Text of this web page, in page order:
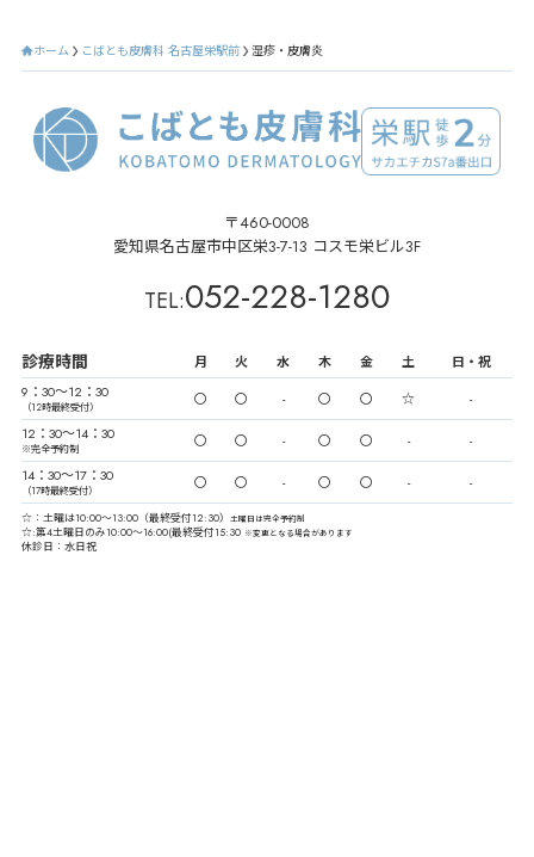
ホーム こばとも皮膚科 名古屋栄駅前 湿疹・皮膚炎
〒460-0008
愛知県名古屋市中区栄3-7-13 コスモ栄ビル3F
TEL:052-228-1280
診療時間 月 火 水 木 金 土
日・祝
9：30〜12：30
（12時最終受付） 〇 〇 - 〇 〇 ☆
-
12：30〜14：30
※完全予約制 〇 〇 - 〇 〇 -
-
14：30〜17：30
（17時最終受付） 〇 〇 - 〇 〇 - -
☆：土曜は10:00〜13:00（最終受付12:30） 土曜日は完全予約制
☆:第4土曜日のみ10:00～16:00(最終受付15:30 ※変更となる場合があります
休診日：水日祝